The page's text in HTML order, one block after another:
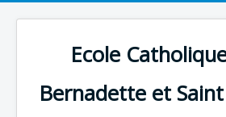
Ecole
Bernadette et